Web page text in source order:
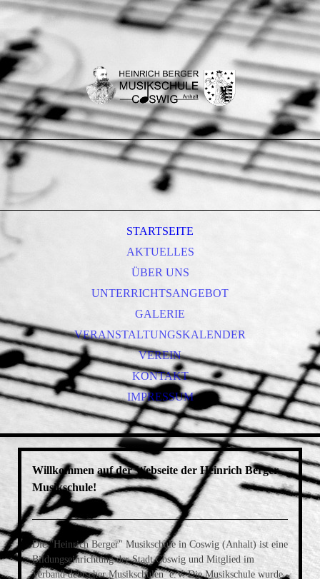
STARTSEITE
AKTUELLES
ÜBER UNS
UNTERRICHTSANGEBOT
GALERIE
VERANSTALTUNGSKALENDER
VEREIN
KONTAKT
IMPRESSUM
Willkommen auf der Webseite der Heinrich Berger
Musikschule!
Die "Heinrich Berger" Musikschule in Coswig (Anhalt) ist eine
Bildungseinrichtung der Stadt Coswig und Mitglied im
Verband deutscher Musikschulen e.V. Die Musikschule wurde